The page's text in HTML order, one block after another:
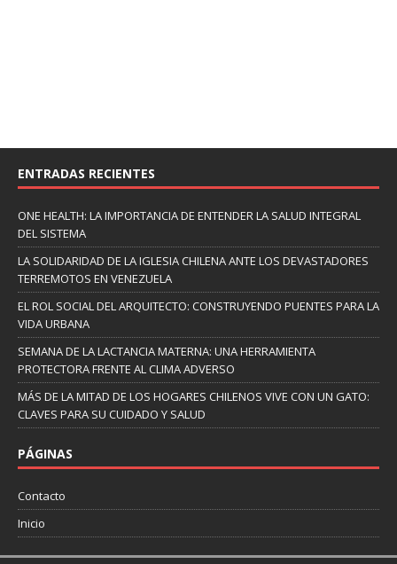
ENTRADAS RECIENTES
ONE HEALTH: LA IMPORTANCIA DE ENTENDER LA SALUD INTEGRAL
DEL SISTEMA
LA SOLIDARIDAD DE LA IGLESIA CHILENA ANTE LOS DEVASTADORES
TERREMOTOS EN VENEZUELA
EL ROL SOCIAL DEL ARQUITECTO: CONSTRUYENDO PUENTES PARA LA
VIDA URBANA
SEMANA DE LA LACTANCIA MATERNA: UNA HERRAMIENTA
PROTECTORA FRENTE AL CLIMA ADVERSO
MÁS DE LA MITAD DE LOS HOGARES CHILENOS VIVE CON UN GATO:
CLAVES PARA SU CUIDADO Y SALUD
PÁGINAS
Contacto
Inicio